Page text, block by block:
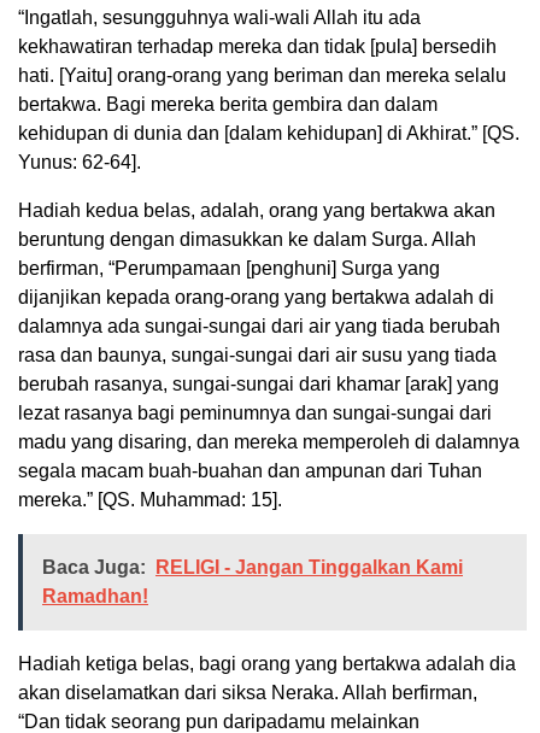
“Ingatlah, sesungguhnya wali-wali Allah itu ada
kekhawatiran terhadap mereka dan tidak [pula] bersedih
hati. [Yaitu] orang-orang yang beriman dan mereka selalu
bertakwa. Bagi mereka berita gembira dan dalam
kehidupan di dunia dan [dalam kehidupan] di Akhirat.” [QS.
Yunus: 62-64].
Hadiah kedua belas, adalah, orang yang bertakwa akan
beruntung dengan dimasukkan ke dalam Surga. Allah
berfirman, “Perumpamaan [penghuni] Surga yang
dijanjikan kepada orang-orang yang bertakwa adalah di
dalamnya ada sungai-sungai dari air yang tiada berubah
rasa dan baunya, sungai-sungai dari air susu yang tiada
berubah rasanya, sungai-sungai dari khamar [arak] yang
lezat rasanya bagi peminumnya dan sungai-sungai dari
madu yang disaring, dan mereka memperoleh di dalamnya
segala macam buah-buahan dan ampunan dari Tuhan
mereka.” [QS. Muhammad: 15].
Baca Juga:
RELIGI - Jangan Tinggalkan Kami
Ramadhan!
Hadiah ketiga belas, bagi orang yang bertakwa adalah dia
akan diselamatkan dari siksa Neraka. Allah berfirman,
“Dan tidak seorang pun daripadamu melainkan